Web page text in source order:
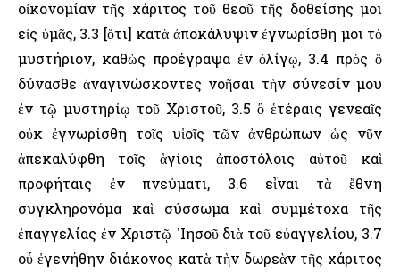
οἰκονομίαν τῆς χάριτος τοῦ θεοῦ τῆς δοθείσης μοι
εἰς ὑμᾶς, 3.3 [ὅτι] κατὰ ἀποκάλυψιν ἐγνωρίσθη μοι τὸ
μυστήριον, καθὼς προέγραψα ἐν ὀλίγῳ, 3.4 πρὸς ὃ
δύνασθε ἀναγινώσκοντες νοῆσαι τὴν σύνεσίν μου
ἐν τῷ μυστηρίῳ τοῦ Χριστοῦ, 3.5 ὃ ἑτέραις γενεαῖς
οὐκ ἐγνωρίσθη τοῖς υἱοῖς τῶν ἀνθρώπων ὡς νῦν
ἀπεκαλύφθη τοῖς ἁγίοις ἀποστόλοις αὐτοῦ καὶ
προφήταις ἐν πνεύματι, 3.6 εἶναι τὰ ἔθνη
συγκληρονόμα καὶ σύσσωμα καὶ συμμέτοχα τῆς
ἐπαγγελίας ἐν Χριστῷ ᾽Ιησοῦ διὰ τοῦ εὐαγγελίου, 3.7
οὗ ἐγενήθην διάκονος κατὰ τὴν δωρεὰν τῆς χάριτος